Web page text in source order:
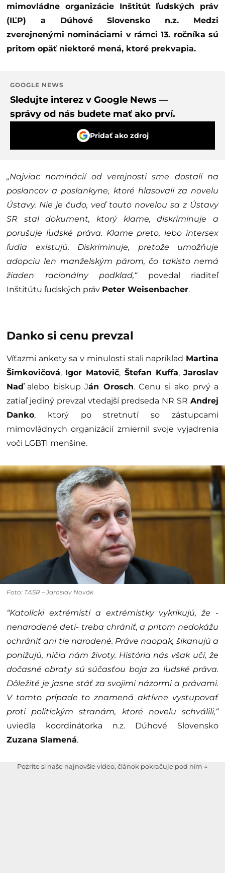
mimovládne organizácie Inštitút ľudských práv
(IĽP) a Dúhové Slovensko n.z. Medzi
zverejnenými nomináciami v rámci 13. ročníka sú
pritom opäť niektoré mená, ktoré prekvapia.
GOOGLE NEWS
Sledujte interez v Google News —
správy od nás budete mať ako prví.
Pridať ako zdroj
„Najviac nominácií od verejnosti sme dostali na
poslancov a poslankyne, ktoré hlasovali za novelu
Ústavy. Nie je čudo, veď touto novelou sa z Ústavy
SR stal dokument, ktorý klame, diskriminuje a
porušuje ľudské práva. Klame preto, lebo intersex
ľudia existujú. Diskriminuje, pretože umožňuje
adopciu len manželským párom, čo takisto nemá
žiaden racionálny podklad,“povedal riaditeľ
Inštitútu ľudských práv Peter Weisenbacher.
Danko si cenu prevzal
Víťazmi ankety sa v minulosti stali napríklad Martina
Šimkovičová, Igor Matovič, Štefan Kuffa,Jaroslav
Naďalebo biskup Ján Orosch. Cenu si ako prvý a
zatiaľ jediný prevzal vtedajší predseda NR SR Andrej
Danko, ktorý po stretnutí so zástupcami
mimovládnych organizácií zmiernil svoje vyjadrenia
voči LGBTI menšine.
Foto: TASR – Jaroslav Novák
“Katolícki extrémisti a extrémistky vykrikujú, že -
nenarodené deti- treba chrániť, a pritom nedokážu
ochrániť ani tie narodené. Práve naopak, šikanujú a
ponižujú, ničia nám životy. História nás však učí, že
dočasné obraty sú súčasťou boja za ľudské práva.
Dôležité je jasne stáť za svojimi názormi a právami.
V tomto prípade to znamená aktívne vystupovať
proti politickým stranám, ktoré novelu schválili,“
uviedla koordinátorka n.z. Dúhové Slovensko
Zuzana Slamená.
Pozrite si naše najnovšie video, článok pokračuje pod ním ↓